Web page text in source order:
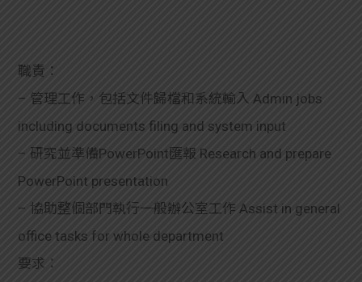
職責：
– 管理工作，包括文件歸檔和系統輸入 Admin jobs
including documents filing and system input
– 研究並準備PowerPoint匯報 Research and prepare
PowerPoint presentation
– 協助整個部門執行一般辦公室工作 Assist in general
office tasks for whole department
要求：